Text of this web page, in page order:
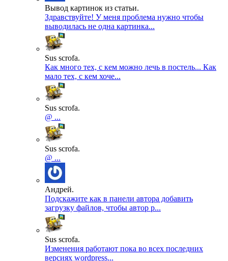
Вывод картинок из статьи.
Здравствуйте! У меня проблема нужно чтобы
выводилась не одна картинка...
Sus scrofa.
Как много тех, с кем можно лечь в постель... Как
мало тех, с кем хоче...
Sus scrofa.
@ ...
Sus scrofa.
@ ...
Андрей.
Подскажите как в панели автора добавить
загрузку файлов, чтобы автор р...
Sus scrofa.
Изменения работают пока во всех последних
версиях wordpress...